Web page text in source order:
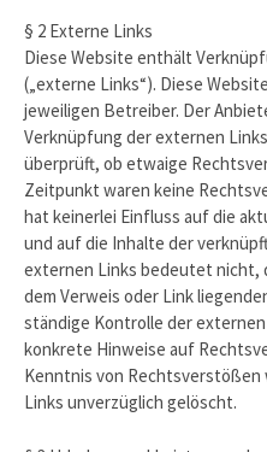
§ 2 Externe Links
Diese Website enthält
(„externe Links“). Diese
jeweiligen Betreiber. Der
Verknüpfung der externen
überprüft, ob etwaige
Zeitpunkt waren keine
hat keinerlei Einfluss auf die
und auf die Inhalte der
externen Links bedeutet nicht,
dem Verweis oder Link
ständige Kontrolle der
konkrete Hinweise auf
Kenntnis von
Links unverzüglich gelöscht.